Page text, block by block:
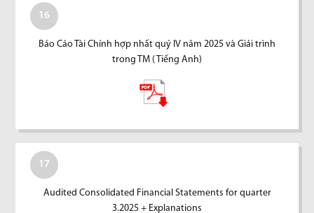
16
Báo Cáo Tài Chính hợp nhất quý IV năm 2025 và Giải trình
trong TM ( Tiếng Anh)
17
Audited Consolidated Financial Statements for quarter
3.2025 + Explanations